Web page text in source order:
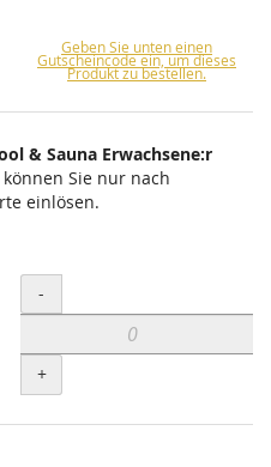
Geben Sie unten einen
Gutscheincode ein, um dieses
Produkt zu bestellen.
& Sauna Erwachsene:r
Sie nur nach
einlösen.
Menge
-
+